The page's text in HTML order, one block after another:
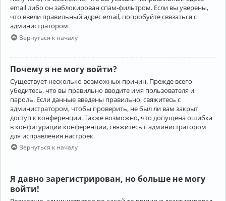
email либо он заблокирован спам-фильтром. Если вы уверены,
что ввели правильный адрес email, попробуйте связаться с
администратором.
Вернуться к началу
Почему я не могу войти?
Существует несколько возможных причин. Прежде всего
убедитесь, что вы правильно вводите имя пользователя и
пароль. Если данные введены правильно, свяжитесь с
администратором, чтобы проверить, не был ли вам закрыт
доступ к конференции. Также возможно, что допущена ошибка
в конфигурации конференции, свяжитесь с администратором
для исправления настроек.
Вернуться к началу
Я давно зарегистрирован, но больше не могу
войти!